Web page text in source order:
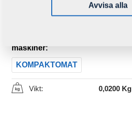
Produktkod: m09157
maskiner:
KOMPAKTOMAT
Vikt: 0,0200 Kg
Avvisa alla